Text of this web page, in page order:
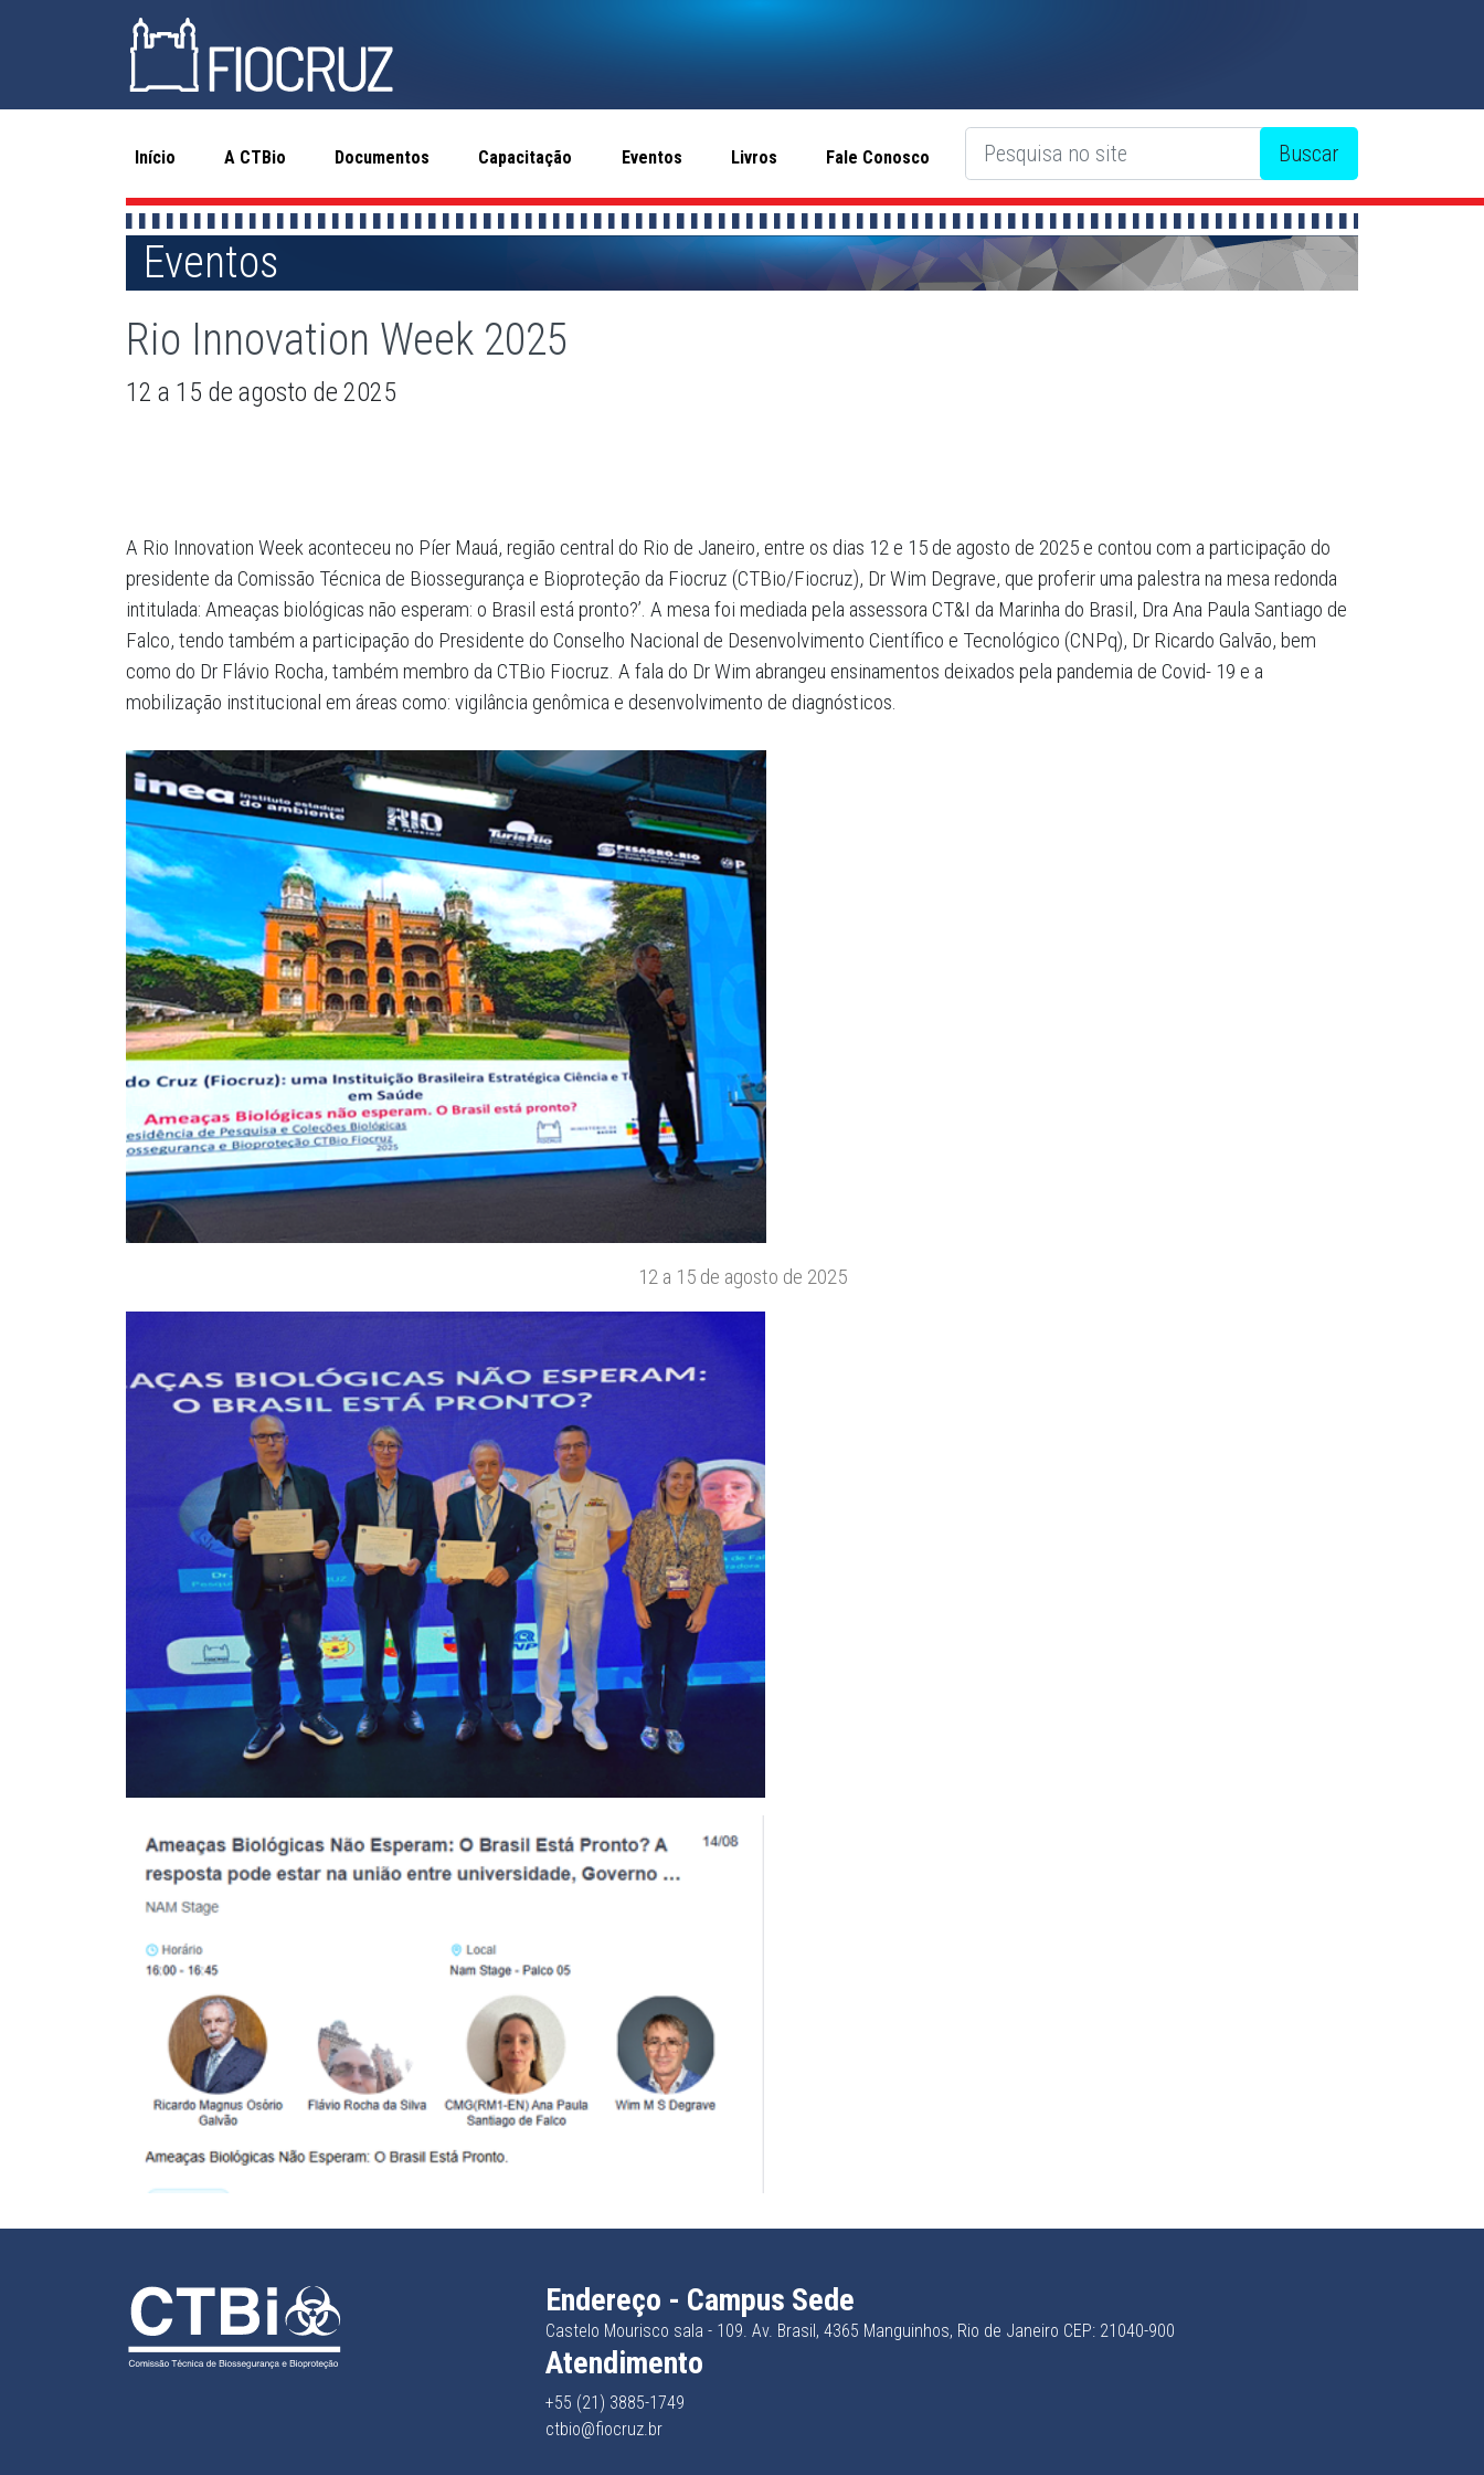
Início A CTBio Documentos Capacitação Eventos Livros Fale Conosco
Eventos
Rio Innovation Week 2025
12 a 15 de agosto de 2025
A Rio Innovation Week aconteceu no Píer Mauá, região central do Rio de Janeiro, entre os dias 12 e 15 de agosto de 2025 e contou com a participação do
presidente da Comissão Técnica de Biossegurança e Bioproteção da Fiocruz (CTBio/Fiocruz), Dr Wim Degrave, que proferir uma palestra na mesa redonda
intitulada: Ameaças biológicas não esperam: o Brasil está pronto?’. A mesa foi mediada pela assessora CT&I da Marinha do Brasil, Dra Ana Paula Santiago de
Falco, tendo também a participação do Presidente do Conselho Nacional de Desenvolvimento Científico e Tecnológico (CNPq), Dr Ricardo Galvão, bem
como do Dr Flávio Rocha, também membro da CTBio Fiocruz. A fala do Dr Wim abrangeu ensinamentos deixados pela pandemia de Covid- 19 e a
mobilização institucional em áreas como: vigilância genômica e desenvolvimento de diagnósticos.
12 a 15 de agosto de 2025
Endereço - Campus Sede
Castelo Mourisco sala - 109. Av. Brasil, 4365 Manguinhos, Rio de Janeiro CEP: 21040-900
Atendimento
+55 (21) 3885-1749
ctbio@fiocruz.br